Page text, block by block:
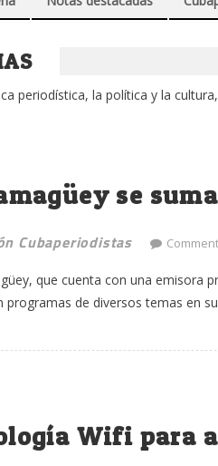
periodística, la política y la
se
Cubaperiodistas
que cuenta con una emisora
de diversos temas en
Wifi para